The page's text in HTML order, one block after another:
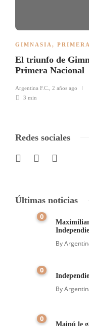
GIMNASIA ,
El triunfo de
Primera Nacional
Argentina F.C.
2 años ago
3 min
Redes sociales
Últimas noticias
0
By
0
By
0
Maipú le